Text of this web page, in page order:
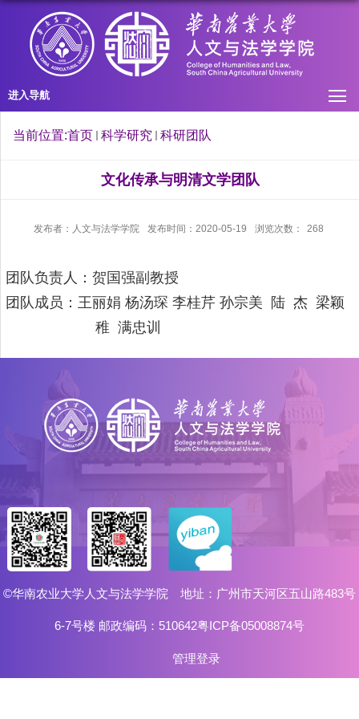
进入导航
当前位置:首页 科学研究 科研团队
文化传承与明清文学团队
发布者：人文与法学学院 发布时间：2020-05-19 浏览次数： 268
团队负责人：贺国强副教授
团队成员：王丽娟 杨汤琛 李桂芹 孙宗美 陆 杰 梁颖
稚 满忠训
©华南农业大学人文与法学学院 地址：广州市天河区五山路483号
6-7号楼 邮政编码：510642粤ICP备05008874号
管理登录